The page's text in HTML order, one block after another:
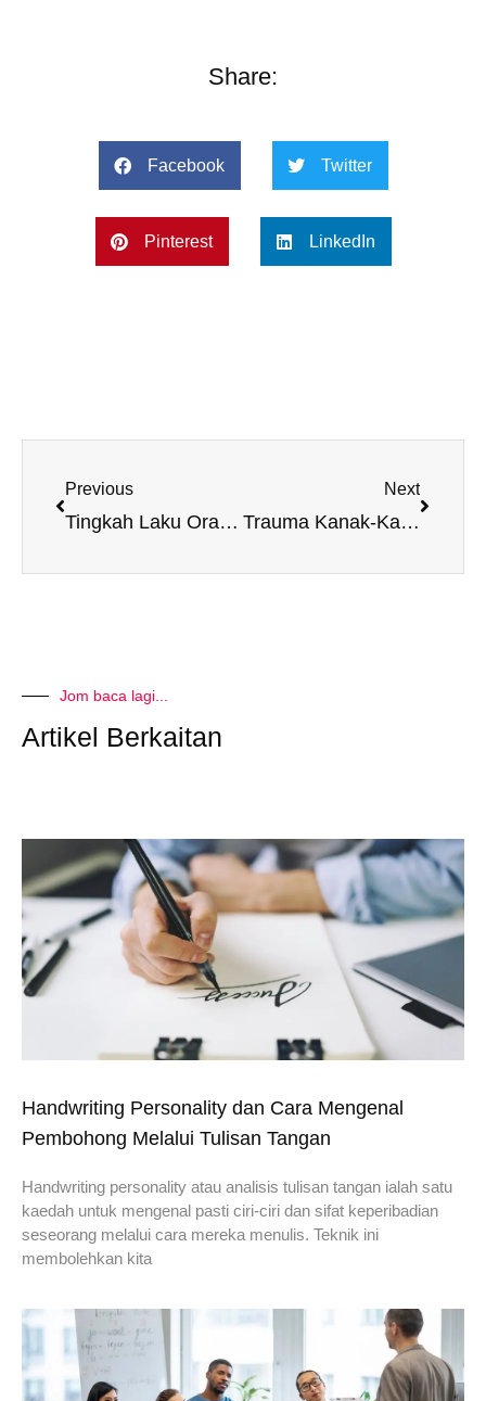
Share:
Facebook Twitter
Pinterest LinkedIn
Previous
Tingkah Laku Orang Toksik
Next
Trauma Kanak-Kanak
Jom baca lagi...
Artikel Berkaitan
Handwriting Personality dan Cara Mengenal
Pembohong Melalui Tulisan Tangan
Handwriting personality atau analisis tulisan tangan ialah satu
kaedah untuk mengenal pasti ciri-ciri dan sifat keperibadian
seseorang melalui cara mereka menulis. Teknik ini
membolehkan kita